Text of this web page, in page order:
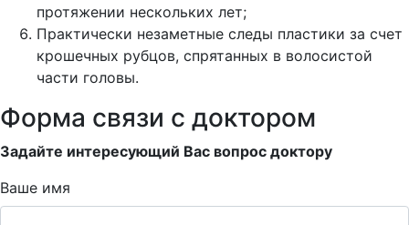
протяжении нескольких лет;
Практически незаметные следы пластики за счет
крошечных рубцов, спрятанных в волосистой
части головы.
Форма связи с доктором
Задайте интересующий Вас вопрос доктору
Ваше имя